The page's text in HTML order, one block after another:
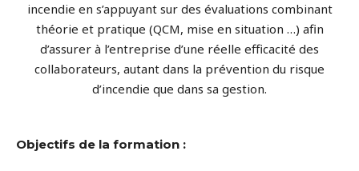
incendie en s’appuyant sur des évaluations combinant
théorie et pratique (QCM, mise en situation …) afin
d’assurer à l’entreprise d’une réelle efficacité des
collaborateurs, autant dans la prévention du risque
d’incendie que dans sa gestion.
Objectifs de la formation :